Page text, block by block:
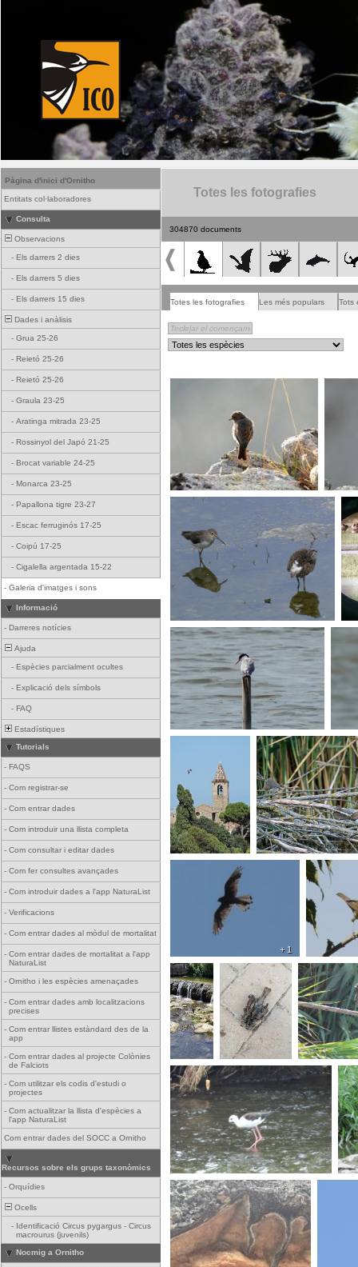
Pàgina d'inici d'Ornitho
Entitats col·laboradores
Consulta
Observacions
- Els darrers 2 dies
- Els darrers 5 dies
- Els darrers 15 dies
Dades i anàlisis
- Grua 25-26
- Reietó 25-26
- Reietó 25-26
- Graula 23-25
- Aratinga mitrada 23-25
- Rossinyol del Japó 21-25
- Brocat variable 24-25
- Monarca 23-25
- Papallona tigre 23-27
- Escac ferruginós 17-25
- Coipú 17-25
- Cigalella argentada 15-22
- Galeria d'imatges i sons
Informació
- Darreres notícies
Ajuda
- Espècies parcialment ocultes
- Explicació dels símbols
- FAQ
Estadístiques
Tutorials
- FAQS
- Com registrar-se
- Com entrar dades
- Com introduir una llista completa
- Com consultar i editar dades
- Com fer consultes avançades
- Com introduir dades a l'app NaturaList
- Verificacions
- Com entrar dades al mòdul de mortalitat
- Com entrar dades de mortalitat a l'app
NaturaList
- Ornitho i les espècies amenaçades
- Com entrar dades amb localitzacions
precises
- Com entrar llistes estàndard des de la
app
- Com entrar dades al projecte Colònies
de Falciots
- Com utilitzar els codis d'estudi o
projectes
- Com actualitzar la llista d'espècies a
l'app NaturaList
Com entrar dades del SOCC a Ornitho
Recursos sobre els grups taxonòmics
- Orquídies
Ocells
- Identificació Circus pygargus - Circus
macrourus (juvenils)
Nocmig a Ornitho
Totes les fotografies
304870 documents
Totes les fotografies Les més populars Tots
+ 1